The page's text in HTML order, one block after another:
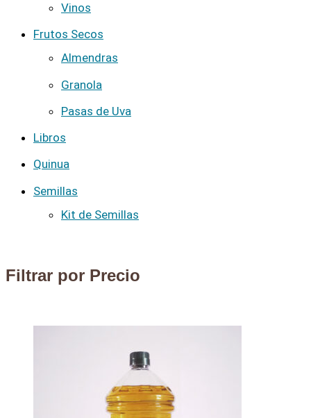
Vinos
Frutos Secos
Almendras
Granola
Pasas de Uva
Libros
Quinua
Semillas
Kit de Semillas
Filtrar por Precio